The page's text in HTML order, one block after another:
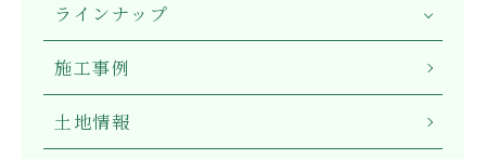
ラインナップ
施工事例
土地情報